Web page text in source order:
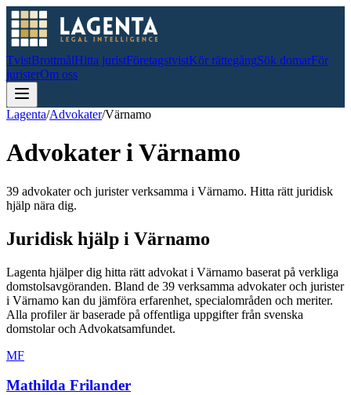
TvistBrottmålHitta juristFöretagstvistKör rättegångSök domarFör
juristerOm oss
Lagenta/Advokater/Värnamo
Advokater iVärnamo
39 advokater och jurister verksamma i Värnamo. Hitta rätt juridisk
hjälp nära dig.
Juridisk hjälp i Värnamo
Lagenta hjälper dig hitta rätt advokat i Värnamo baserat på verkliga
domstolsavgöranden. Bland de 39 verksamma advokater och jurister
i Värnamo kan du jämföra erfarenhet, specialområden och meriter.
Alla profiler är baserade på offentliga uppgifter från svenska
domstolar och Advokatsamfundet.
MF
Mathilda Frilander